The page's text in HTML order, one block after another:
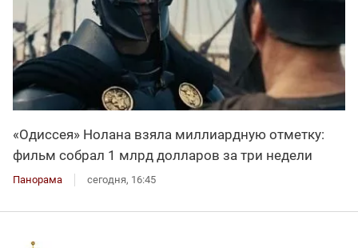
«Одиссея» Нолана взяла миллиардную отметку:
фильм собрал 1 млрд долларов за три недели
Панорама сегодня, 16:45